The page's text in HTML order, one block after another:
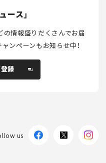
ース」
情報盛りだくさんでお届
ンペーンもお知らせ中！
録
us